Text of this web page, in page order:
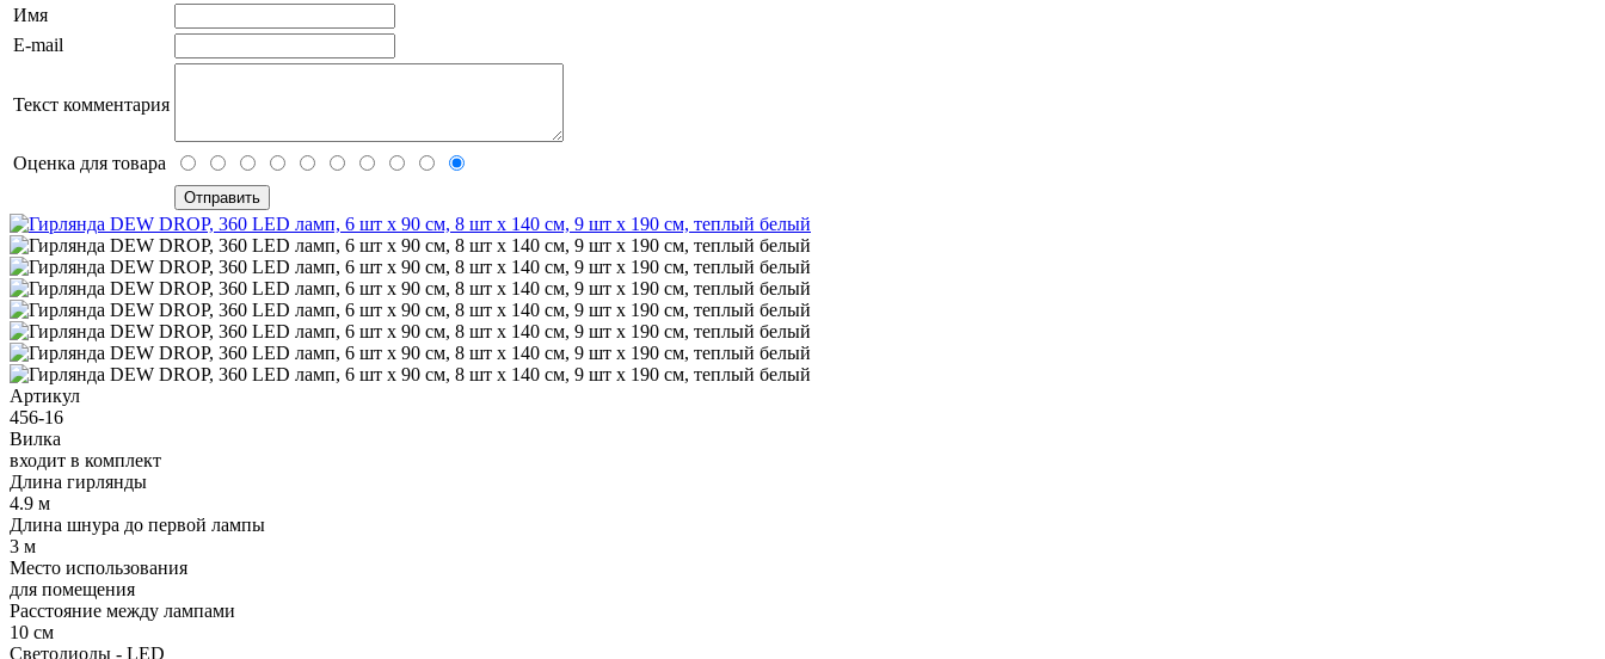
Имя
E-mail
Текст комментария
Оценка для товара
Артикул
456-16
Вилка
входит в комплект
Длина гирлянды
4.9 м
Длина шнура до первой лампы
3 м
Место использования
для помещения
Расстояние между лампами
10 см
Светодиоды - LED